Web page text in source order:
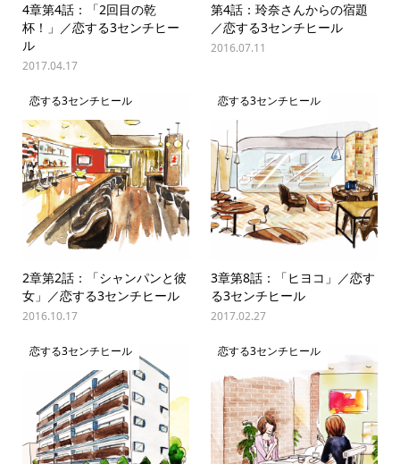
4章第4話：「2回目の乾
杯！」／恋する3センチヒー
ル
2017.04.17
第4話：玲奈さんからの宿題
／恋する3センチヒール
2016.07.11
恋する3センチヒール
2章第2話：「シャンパンと彼
女」／恋する3センチヒール
2016.10.17
恋する3センチヒール
3章第8話：「ヒヨコ」／恋す
る3センチヒール
2017.02.27
恋する3センチヒール 恋する3センチヒール